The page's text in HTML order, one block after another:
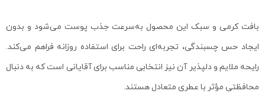
بافت کرمی و سبک این محصول به‌سرعت جذب پوست می‌شود و بدون
ایجاد حس چسبندگی، تجربه‌ای راحت برای استفاده روزانه فراهم می‌کند.
رایحه ملایم و دلپذیر آن نیز انتخابی مناسب برای آقایانی است که به دنبال
محافظتی مؤثر با عطری متعادل هستند.